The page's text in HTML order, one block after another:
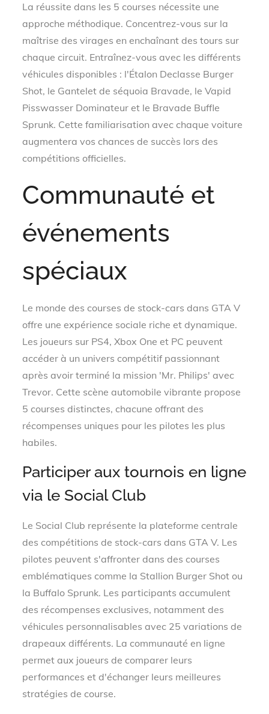
La réussite dans les 5 courses nécessite une
approche méthodique. Concentrez-vous sur la
maîtrise des virages en enchaînant des tours sur
chaque circuit. Entraînez-vous avec les différents
véhicules disponibles : l'Étalon Declasse Burger
Shot, le Gantelet de séquoia Bravade, le Vapid
Pisswasser Dominateur et le Bravade Buffle
Sprunk. Cette familiarisation avec chaque voiture
augmentera vos chances de succès lors des
compétitions officielles.
Communauté et
événements
spéciaux
Le monde des courses de stock-cars dans GTA V
offre une expérience sociale riche et dynamique.
Les joueurs sur PS4, Xbox One et PC peuvent
accéder à un univers compétitif passionnant
après avoir terminé la mission 'Mr. Philips' avec
Trevor. Cette scène automobile vibrante propose
5 courses distinctes, chacune offrant des
récompenses uniques pour les pilotes les plus
habiles.
Participer aux tournois en ligne
via le Social Club
Le Social Club représente la plateforme centrale
des compétitions de stock-cars dans GTA V. Les
pilotes peuvent s'affronter dans des courses
emblématiques comme la Stallion Burger Shot ou
la Buffalo Sprunk. Les participants accumulent
des récompenses exclusives, notamment des
véhicules personnalisables avec 25 variations de
drapeaux différents. La communauté en ligne
permet aux joueurs de comparer leurs
performances et d'échanger leurs meilleures
stratégies de course.